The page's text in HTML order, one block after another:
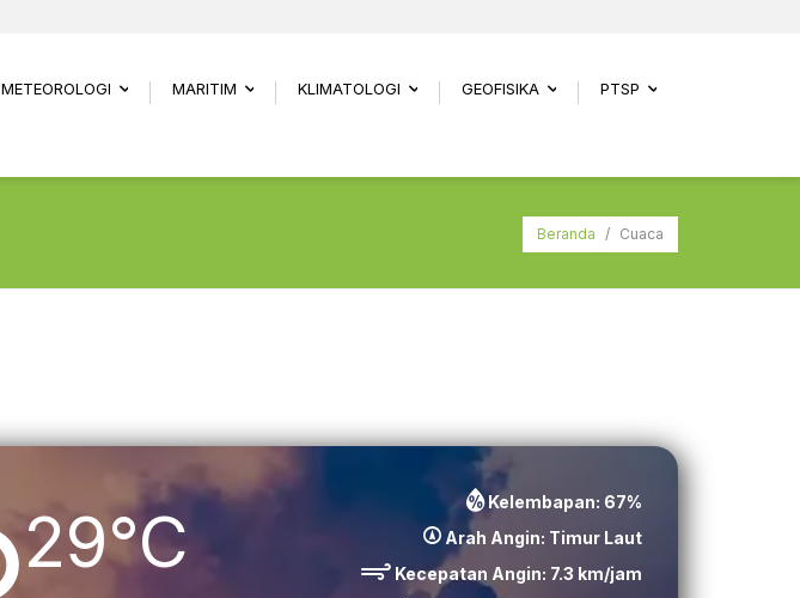
METEOROLOGI MARITIM KLIMATOLOGI GEOFISIKA PTSP
Beranda / Cuaca
29°C Kelembapan: 67%
Arah Angin: Timur Laut
Kecepatan Angin: 7.3 km/jam